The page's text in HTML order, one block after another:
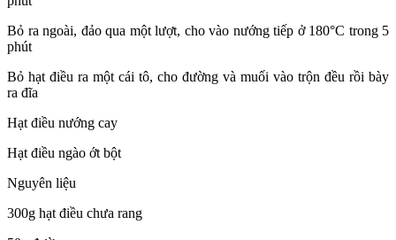
Bỏ ra ngoài, đảo qua một lượt, cho vào nướng tiếp ở 180°C trong 5
phút
Bỏ hạt điều ra một cái tô, cho đường và muối vào trộn đều rồi bày
ra đĩa
Hạt điều nướng cay
Hạt điều ngào ớt bột
Nguyên liệu
300g hạt điều chưa rang